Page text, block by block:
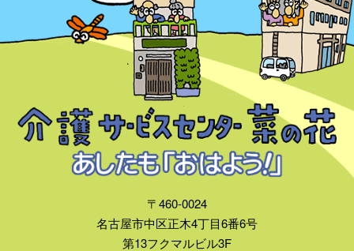
〒460-0024
名古屋市中区正木4丁目6番6号
第13フクマルビル3F